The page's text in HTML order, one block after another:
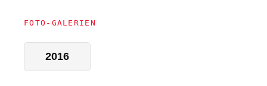
FOTO-GALERIEN
2016